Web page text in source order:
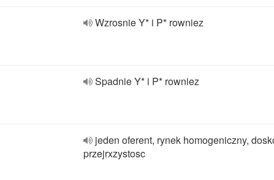
Wzrosnie Y* i P* rowniez
Spadnie Y* i P* rowniez
jeden oferent, rynek homogeniczny,
przejrxzystosc